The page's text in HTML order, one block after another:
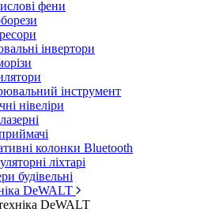
фени
інвертори
інструмент
нівеліри
колонки Bluetooth
ліхтарі
будівельні
DeWALT
DeWALT